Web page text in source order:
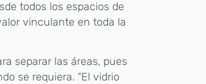
todos los espacios de
vinculante en toda la
separar las áreas, pues
se requiera. “El vidrio